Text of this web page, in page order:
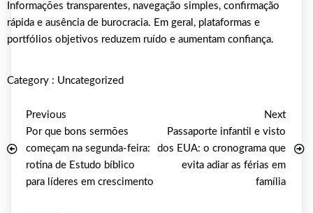
Informações transparentes, navegação simples, confirmação
rápida e ausência de burocracia. Em geral, plataformas e
portfólios objetivos reduzem ruído e aumentam confiança.
Category : Uncategorized
Previous
Por que bons sermões
começam na segunda-feira:
rotina de Estudo bíblico
para líderes em crescimento
Next
Passaporte infantil e visto
dos EUA: o cronograma que
evita adiar as férias em
família